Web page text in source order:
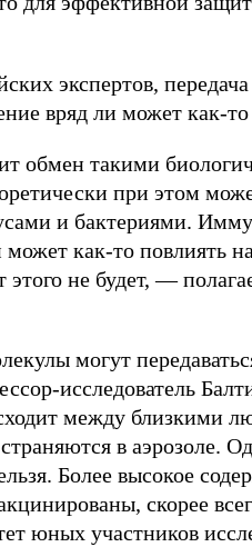
экспертов,
вряд ли может как-
обмен такими
при этом
и бактериями.
может как-то повлиять
этого не будет, —
могут
исследователь
между близкими
в аэрозоле.
Более высокое
скорее
юных участников